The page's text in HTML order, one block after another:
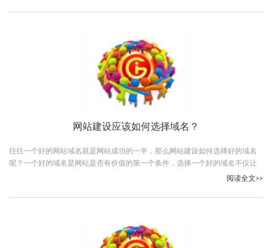
网站建设应该如何选择域名？
往往一个好的网站域名就是网站成功的一半，那么网站建设如何选择好的域名
呢？一个好的域名是网站是否有价值的第一个条件，选择一个好的域名不仅让
用户能很好的记住你而且能让网站有一个好的排名，所以域名的选择是非常重
阅读全文>>